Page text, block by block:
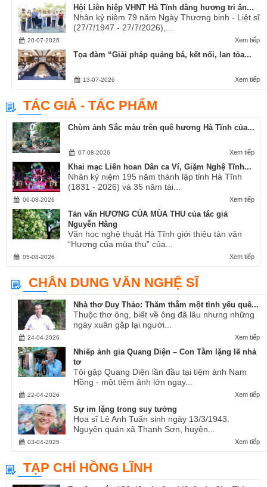
Hội Liên hiệp VHNT Hà Tĩnh dâng hương tri ân...
Nhân kỷ niệm 79 năm Ngày Thương binh - Liệt sĩ
(27/7/1947 - 27/7/2026),...
Xem tiếp
20-07-2026
Tọa đàm “Giải pháp quảng bá, kết nối, lan tỏa...
Xem tiếp
13-07-2026
TÁC GIẢ - TÁC PHẨM
Chùm ảnh Sắc màu trên quê hương Hà Tĩnh của...
Xem tiếp
07-08-2026
Khai mạc Liên hoan Dân ca Ví, Giặm Nghệ Tĩnh...
Nhân kỷ niệm 195 năm thành lập tỉnh Hà Tĩnh
(1831 - 2026) và 35 năm tái...
Xem tiếp
06-08-2026
Tản văn HƯƠNG CỦA MÙA THU của tác giả
Nguyễn Hằng
Văn học nghệ thuật Hà Tĩnh giới thiệu tản văn
“Hương của mùa thu” của...
Xem tiếp
05-08-2026
CHÂN DUNG VĂN NGHỆ SĨ
Nhà thơ Duy Thảo: Thăm thẳm một tình yêu quê...
Thuộc thơ ông, biết về ông đã lâu nhưng những
ngày xuân gặp lại người...
Xem tiếp
24-04-2026
Nhiếp ảnh gia Quang Diện – Con Tằm lặng lẽ nhả
tơ
Tôi gặp Quang Diện lần đầu tại tiệm ảnh Nam
Hồng - một tiệm ảnh lớn ngay...
Xem tiếp
22-04-2026
Sự im lặng trong suy tưởng
Họa sĩ Lê Anh Tuấn sinh ngày 13/3/1943.
Nguyên quán xã Thanh Sơn, huyện...
Xem tiếp
03-04-2025
TẠP CHÍ HỒNG LĨNH